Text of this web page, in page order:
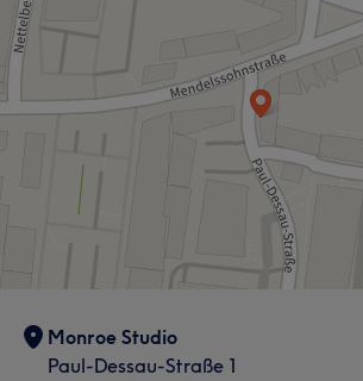
Monroe Studio
Paul-Dessau-Straße 1